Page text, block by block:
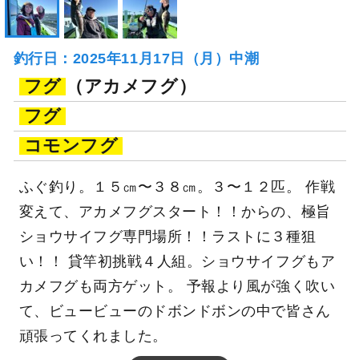
釣行日：2025年11月17日（月）中潮
フグ
（アカメフグ）
フグ
コモンフグ
ふぐ釣り。１５㎝〜３８㎝。３〜１２匹。 作戦
変えて、アカメフグスタート！！からの、極旨
ショウサイフグ専門場所！！ラストに３種狙
い！！ 貸竿初挑戦４人組。ショウサイフグもア
カメフグも両方ゲット。 予報より風が強く吹い
て、ビュービューのドボンドボンの中で皆さん
頑張ってくれました。